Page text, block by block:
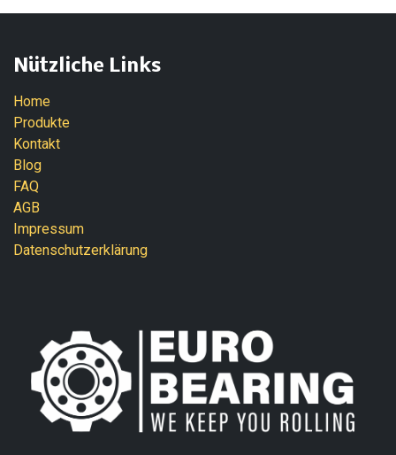
Nützliche Links
Home
Produkte
Kontakt
Blog
FAQ
AGB
Impressum
Datenschutzerklärung